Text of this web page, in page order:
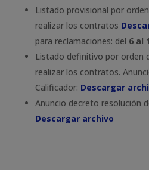
Listado provisional por
realizar los contratos
para reclamaciones: del 6 al
Listado definitivo por orden
realizar los contratos.
Calificador: Descargar
Anuncio decreto resolución
Descargar archivo